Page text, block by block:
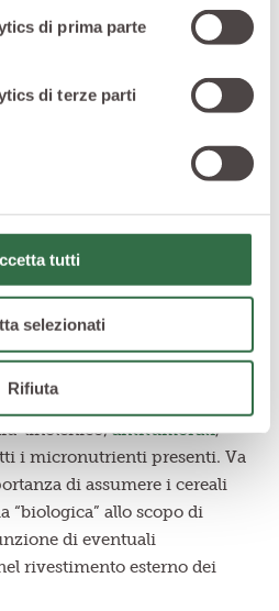
di prima parte
di terze parti
tutti
selezionati
Rifiuta
dal cereale integrale naturale
Questo è spiegabile almeno
presenti nel cereale, l’altro
dei
dell’intestino e quindi della
dell’organismo.
composti protettivi
infine venire attribuiti
zinco, selenio ed acido
sintesi degli ormoni ed alla
, per un ruolo svolto dalla
linolenico;antitumorali,
i micronutrienti presenti. Va
di assumere i cereali
“biologica” allo scopo di
di eventuali
rivestimento esterno dei